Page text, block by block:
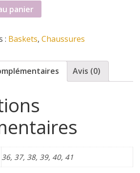
panier
: Baskets,Chaussures
Avis (0)
36, 37, 38, 39, 40, 41